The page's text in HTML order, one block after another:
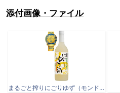
添付画像・ファイル
まるごと搾りにごりゆず（モンド）.jpg